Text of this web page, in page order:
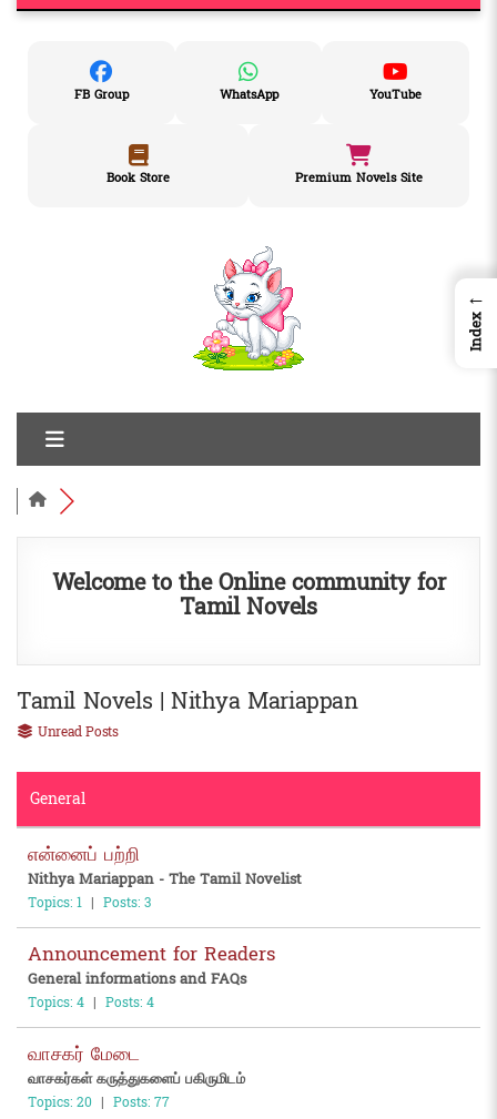
FB Group WhatsApp YouTube
Book Store Premium Novels Site
Welcome to the Online community for
Tamil Novels
Tamil Novels | Nithya Mariappan
Unread Posts
General
என்னைப் பற்றி
Nithya Mariappan - The Tamil Novelist
Topics: 1 | Posts: 3
Announcement for Readers
General informations and FAQs
Topics: 4 | Posts: 4
வாசகர் மேடை
வாசகர்கள் கருத்துகளைப் பகிருமிடம்
Topics: 20 | Posts: 77
←
Index